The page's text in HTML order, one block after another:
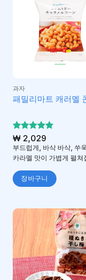
과자
패밀리마트 캐러멜
5 중에서
5로 평가
됨
₩2,029
부드럽게, 바삭 바삭, 쑤
카라멜 맛이 가볍게 펼쳐
장바구니